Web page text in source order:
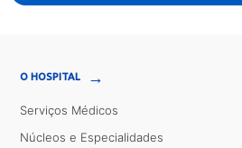
O HOSPITAL →
Serviços Médicos
Núcleos e Especialidades